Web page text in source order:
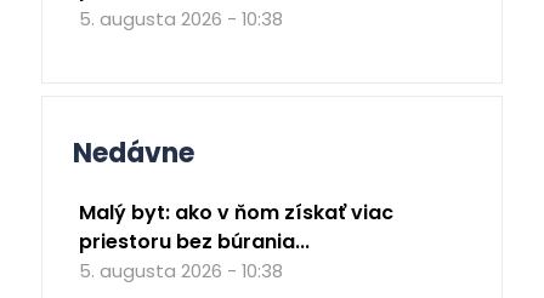
5. augusta 2026 - 10:38
Nedávne
Malý byt: ako v ňom získať viac
priestoru bez búrania...
5. augusta 2026 - 10:38